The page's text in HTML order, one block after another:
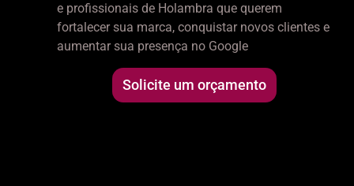
e profissionais de Holambra que querem
fortalecer sua marca, conquistar novos clientes e
aumentar sua presença no Google
Solicite um orçamento